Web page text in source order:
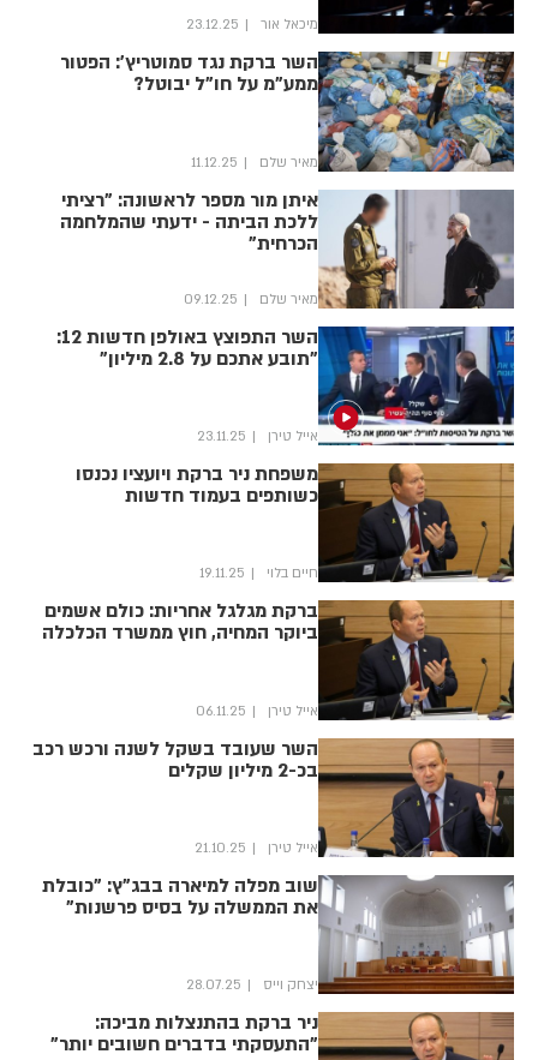
מיכאל אור 23.12.25
השר ברקת נגד סמוטריץ': הפטור
ממע"מ על חו"ל יבוטל?
מאיר שלם 11.12.25
איתן מור מספר לראשונה: "רציתי
ללכת הביתה - ידעתי שהמלחמה
הכרחית"
מאיר שלם 09.12.25
השר התפוצץ באולפן חדשות 12:
"תובע אתכם על 2.8 מיליון"
אייל טירן 23.11.25
משפחת ניר ברקת ויועציו נכנסו
כשותפים בעמוד חדשות
חיים בלוי 19.11.25
ברקת מגלגל אחריות: כולם אשמים
ביוקר המחיה, חוץ ממשרד הכלכלה
אייל טירן 06.11.25
השר שעובד בשקל לשנה ורכש רכב
בכ-2 מיליון שקלים
אייל טירן 21.10.25
שוב מפלה למיארה בבג"ץ: "כובלת
את הממשלה על בסיס פרשנות"
יצחק וייס 28.07.25
ניר ברקת בהתנצלות מביכה:
"התעסקתי בדברים חשובים יותר"